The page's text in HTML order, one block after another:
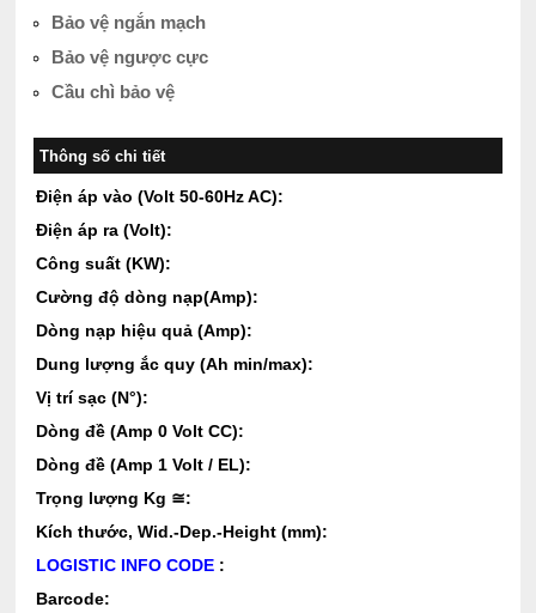
Bảo vệ ngắn mạch
Bảo vệ ngược cực
Cầu chì bảo vệ
Thông số chi tiết
Điện áp vào (Volt 50-60Hz AC):
Điện áp ra (Volt):
Công suất (KW):
Cường độ dòng nạp(Amp):
Dòng nạp hiệu quả (Amp):
Dung lượng ắc quy (Ah min/max):
Vị trí sạc (N°):
Dòng đề (Amp 0 Volt CC):
Dòng đề (Amp 1 Volt / EL):
Trọng lượng Kg ≅:
Kích thước, Wid.-Dep.-Height (mm):
LOGISTIC INFO CODE :
Barcode: